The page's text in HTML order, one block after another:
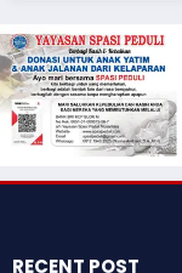
RECENT POST